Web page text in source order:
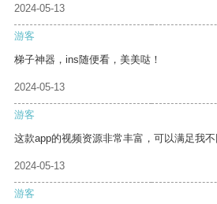
2024-05-13
游客
梯子神器，ins随便看，美美哒！
2024-05-13
游客
这款app的视频资源非常丰富，可以满足我不
2024-05-13
游客